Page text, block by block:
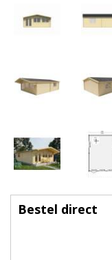
Bestel direct